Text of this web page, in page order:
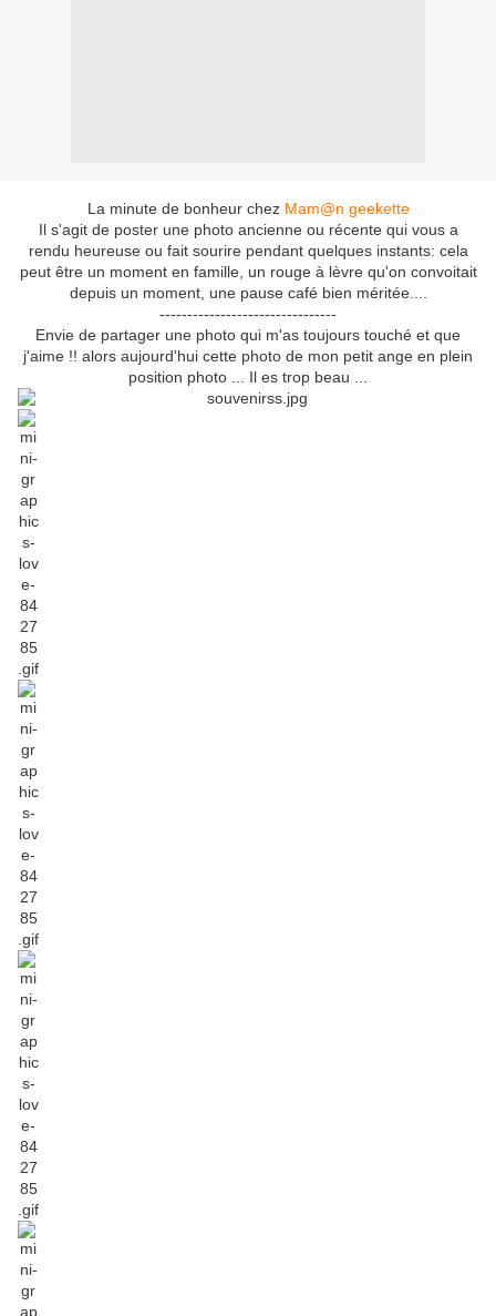
La minute de bonheur chez Mam@n geekette
Il s'agit de poster une photo ancienne ou récente qui vous a
rendu heureuse ou fait sourire pendant quelques instants: cela
peut être un moment en famille, un rouge à lèvre qu'on convoitait
depuis un moment, une pause café bien méritée....
--------------------------------
Envie de partager une photo qui m'as toujours touché et que
j'aime !! alors aujourd'hui cette photo de mon petit ange en plein
position photo ... Il es trop beau ...